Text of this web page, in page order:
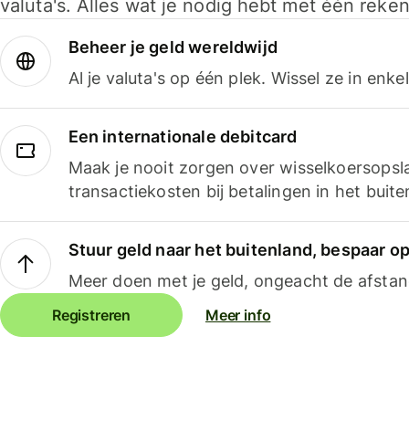
valuta's. Alles wat je nodig hebt met één
Beheer je geld wereldwijd
Al je valuta's op één plek. Wissel ze in
Een internationale debitcard
Maak je nooit zorgen over
transactiekosten bij betalingen in het
Stuur geld naar het buitenland, bespaar
Meer doen met je geld, ongeacht de
Registreren Meer info